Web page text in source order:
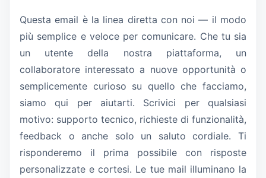
Questa email è la linea diretta con noi — il modo
più semplice e veloce per comunicare. Che tu sia
un utente della nostra piattaforma, un
collaboratore interessato a nuove opportunità o
semplicemente curioso su quello che facciamo,
siamo qui per aiutarti. Scrivici per qualsiasi
motivo: supporto tecnico, richieste di funzionalità,
feedback o anche solo un saluto cordiale. Ti
risponderemo il prima possibile con risposte
personalizzate e cortesi. Le tue mail illuminano la